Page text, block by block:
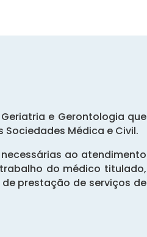
e Gerontologia que
Médica e Civil.
ao atendimento
do médico titulado,
prestação de serviços de